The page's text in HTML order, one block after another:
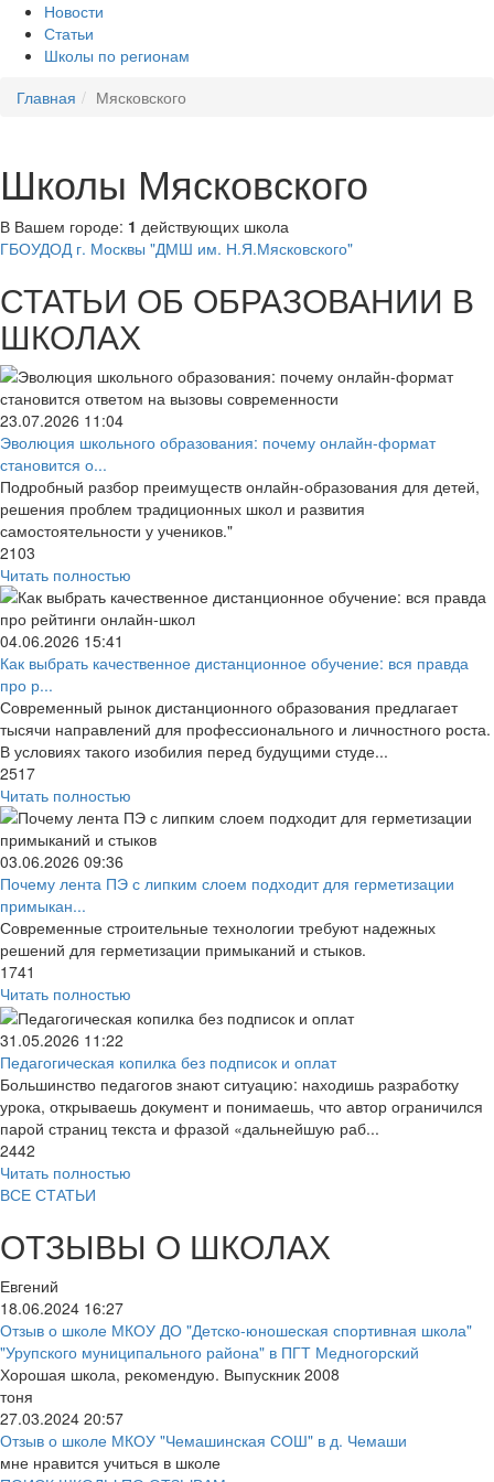
Новости
Статьи
Школы по регионам
Главная
Мясковского
Школы Мясковского
В Вашем городе: 1 действующих школа
ГБОУДОД г. Москвы "ДМШ им. Н.Я.Мясковского"
СТАТЬИ ОБ ОБРАЗОВАНИИ В
ШКОЛАХ
23.07.2026 11:04
Эволюция школьного образования: почему онлайн-формат
становится о...
Подробный разбор преимуществ онлайн-образования для детей,
решения проблем традиционных школ и развития
самостоятельности у учеников."
2103
Читать полностью
04.06.2026 15:41
Как выбрать качественное дистанционное обучение: вся правда
про р...
Современный рынок дистанционного образования предлагает
тысячи направлений для профессионального и личностного роста.
В условиях такого изобилия перед будущими студе...
2517
Читать полностью
03.06.2026 09:36
Почему лента ПЭ с липким слоем подходит для герметизации
примыкан...
Современные строительные технологии требуют надежных
решений для герметизации примыканий и стыков.
1741
Читать полностью
31.05.2026 11:22
Педагогическая копилка без подписок и оплат
Большинство педагогов знают ситуацию: находишь разработку
урока, открываешь документ и понимаешь, что автор ограничился
парой страниц текста и фразой «дальнейшую раб...
2442
Читать полностью
ВСЕ СТАТЬИ
ОТЗЫВЫ О ШКОЛАХ
Евгений
18.06.2024 16:27
Отзыв о школе МКОУ ДО "Детско-юношеская спортивная школа"
"Урупского муниципального района" в ПГТ Медногорский
Хорошая школа, рекомендую. Выпускник 2008
тоня
27.03.2024 20:57
Отзыв о школе МКОУ "Чемашинская СОШ" в д. Чемаши
мне нравится учиться в школе